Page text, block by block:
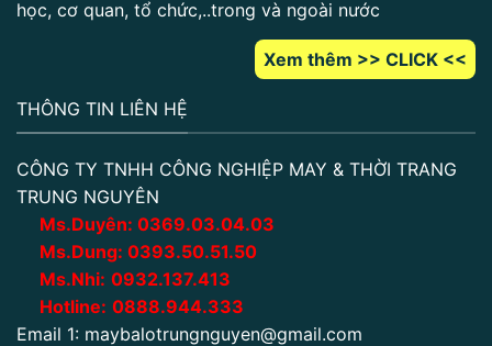
học, cơ quan, tổ chức,..trong và ngoài nước
Xem thêm >> CLICK <<
THÔNG TIN LIÊN HỆ
CÔNG TY TNHH CÔNG NGHIỆP MAY & THỜI TRANG
TRUNG NGUYÊN
Ms.Duyên: 0369.03.04.03
Ms.Dung: 0393.50.51.50
Ms.Nhi: 0932.137.413
Hotline: 0888.944.333
Email 1: maybalotrungnguyen@gmail.com